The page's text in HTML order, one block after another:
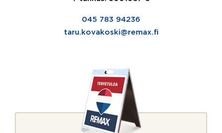
045 783 94236
taru.kovakoski@remax.fi